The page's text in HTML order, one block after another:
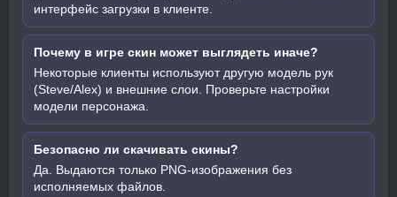
интерфейс загрузки в клиенте.
Почему в игре скин может выглядеть иначе?
Некоторые клиенты используют другую модель рук
(Steve/Alex) и внешние слои. Проверьте настройки
модели персонажа.
Безопасно ли скачивать скины?
Да. Выдаются только PNG-изображения без
исполняемых файлов.